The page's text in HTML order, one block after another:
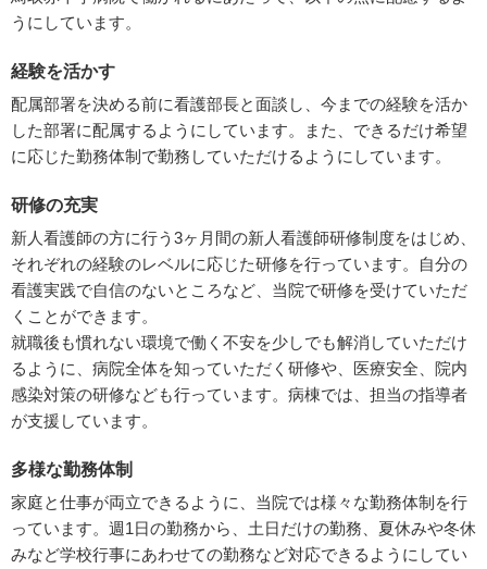
うにしています。
経験を活かす
配属部署を決める前に看護部長と面談し、今までの経験を活か
した部署に配属するようにしています。また、できるだけ希望
に応じた勤務体制で勤務していただけるようにしています。
研修の充実
新人看護師の方に行う3ヶ月間の新人看護師研修制度をはじめ、
それぞれの経験のレベルに応じた研修を行っています。自分の
看護実践で自信のないところなど、当院で研修を受けていただ
くことができます。
就職後も慣れない環境で働く不安を少しでも解消していただけ
るように、病院全体を知っていただく研修や、医療安全、院内
感染対策の研修なども行っています。病棟では、担当の指導者
が支援しています。
多様な勤務体制
家庭と仕事が両立できるように、当院では様々な勤務体制を行
っています。週1日の勤務から、土日だけの勤務、夏休みや冬休
みなど学校行事にあわせての勤務など対応できるようにしてい